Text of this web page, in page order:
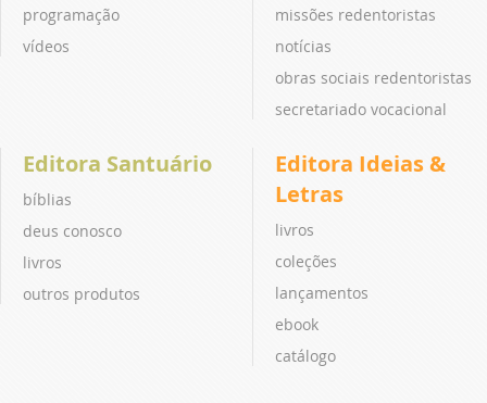
programação
vídeos
missões redentoristas
notícias
obras sociais redentoristas
secretariado vocacional
Editora Santuário
bíblias
deus conosco
livros
outros produtos
Editora Ideias &
Letras
livros
coleções
lançamentos
ebook
catálogo